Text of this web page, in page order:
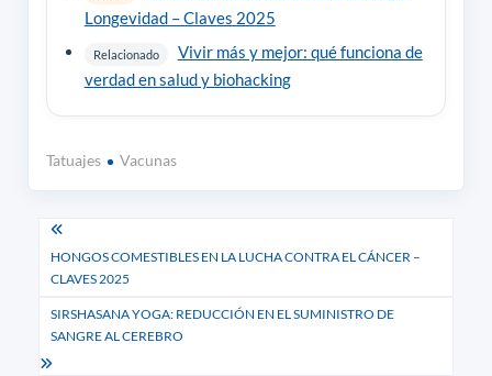
Longevidad – Claves 2025
Relacionado
Vivir más y mejor: qué funciona de
verdad en salud y biohacking
Tatuajes Vacunas
Navegación
de
entradas
HONGOS COMESTIBLES EN LA LUCHA CONTRA EL CÁNCER –
CLAVES 2025
SIRSHASANA YOGA: REDUCCIÓN EN EL SUMINISTRO DE
SANGRE AL CEREBRO